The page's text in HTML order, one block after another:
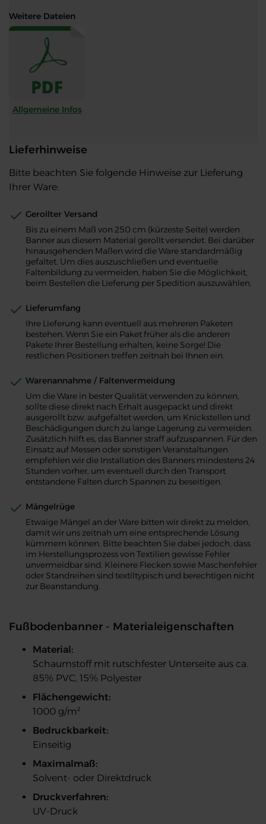
Weitere Dateien
Allgemeine Infos
Allgemeine Infos
Allgemeine Infos
Lieferhinweise
Bitte beachten Sie folgende Hinweise zur Lieferung
Ihrer Ware:
Gerollter Versand
Bis zu einem Maß von 250 cm (kürzeste Seite) werden
Banner aus diesem Material gerollt versendet. Bei darüber
hinausgehenden Maßen wird die Ware standardmäßig
gefaltet. Um dies auszuschließen und eventuelle
Faltenbildung zu vermeiden, haben Sie die Möglichkeit,
beim Bestellen die Lieferung per Spedition auszuwählen.
Lieferumfang
Ihre Lieferung kann eventuell aus mehreren Paketen
bestehen. Wenn Sie ein Paket früher als die anderen
Pakete Ihrer Bestellung erhalten, keine Sorge! Die
restlichen Positionen treffen zeitnah bei Ihnen ein.
Warenannahme / Faltenvermeidung
Um die Ware in bester Qualität verwenden zu können,
sollte diese direkt nach Erhalt ausgepackt und direkt
ausgerollt bzw. aufgefaltet werden, um Knickstellen und
Beschädigungen durch zu lange Lagerung zu vermeiden.
Zusätzlich hilft es, das Banner straff aufzuspannen. Für den
Einsatz auf Messen oder sonstigen Veranstaltungen
empfehlen wir die Installation des Banners mindestens 24
Stunden vorher, um eventuell durch den Transport
entstandene Falten durch Spannen zu beseitigen.
Mängelrüge
Etwaige Mängel an der Ware bitten wir direkt zu melden,
damit wir uns zeitnah um eine entsprechende Lösung
kümmern können. Bitte beachten Sie dabei jedoch, dass
im Herstellungsprozess von Textilien gewisse Fehler
unvermeidbar sind. Kleinere Flecken sowie Maschenfehler
oder Standreihen sind textiltypisch und berechtigen nicht
zur Beanstandung.
Fußbodenbanner - Materialeigenschaften
Material:
Schaumstoff mit rutschfester Unterseite aus ca.
85% PVC, 15% Polyester
Flächengewicht:
1000 g/m²
Bedruckbarkeit:
Einseitig
Maximalmaß:
Solvent- oder Direktdruck
Druckverfahren:
UV-Druck